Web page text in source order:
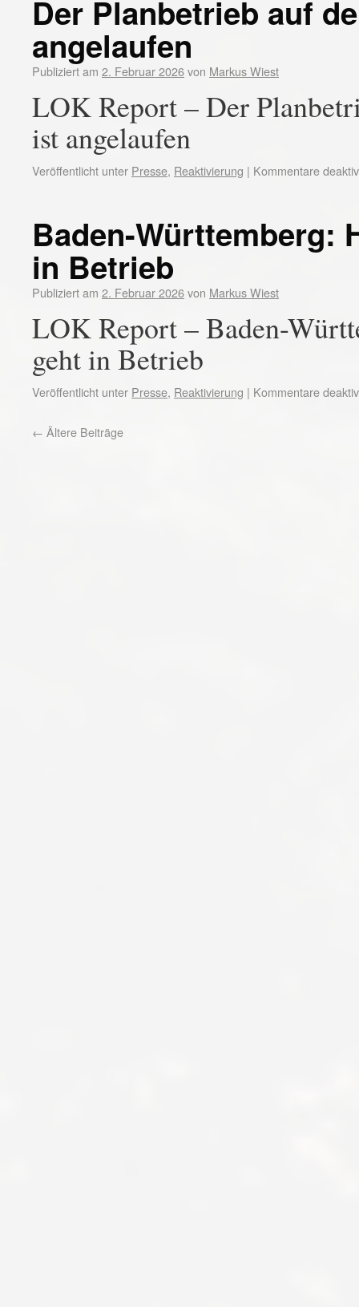
Der Planbetrieb auf
angelaufen
Publiziert am 2. Februar 2026von Markus Wiest
LOK Report – Der
ist angelaufen
Veröffentlicht unter Presse, Reaktivierung | Kommentare
Baden-Württemberg:
in Betrieb
Publiziert am 2. Februar 2026von Markus Wiest
LOK Report – Baden-
geht in Betrieb
Veröffentlicht unter Presse, Reaktivierung | Kommentare
← Ältere Beiträge